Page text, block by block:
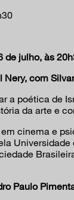
de julho, às
Nery, com
a poética de
da arte e
cinema e
Universidade
Paulo